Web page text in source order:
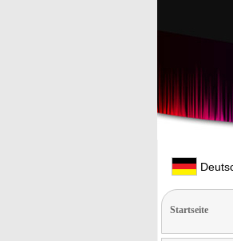
Startseite